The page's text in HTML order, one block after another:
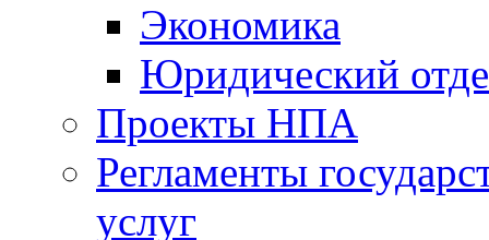
Экономика
Юридический
Проекты НПА
Регламенты
услуг